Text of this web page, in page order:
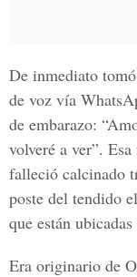
De inmediato
de voz vía
de embarazo:
volveré a ver”.
falleció calcinado
poste del tendido
que están
Era originario de